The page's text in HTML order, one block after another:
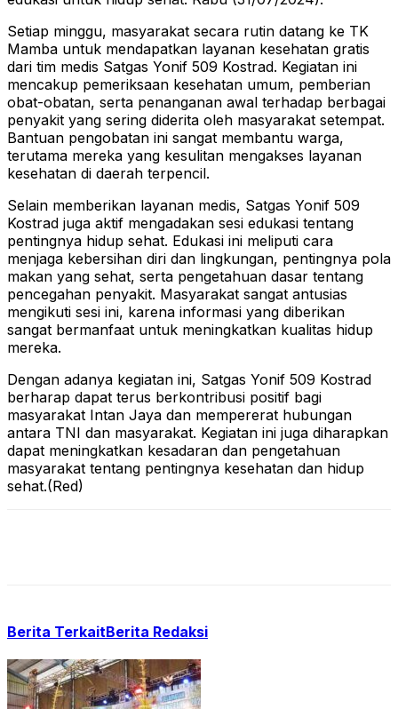
Setiap minggu, masyarakat secara rutin datang ke TK
Mamba untuk mendapatkan layanan kesehatan gratis
dari tim medis Satgas Yonif 509 Kostrad. Kegiatan ini
mencakup pemeriksaan kesehatan umum, pemberian
obat-obatan, serta penanganan awal terhadap berbagai
penyakit yang sering diderita oleh masyarakat setempat.
Bantuan pengobatan ini sangat membantu warga,
terutama mereka yang kesulitan mengakses layanan
kesehatan di daerah terpencil.
Selain memberikan layanan medis, Satgas Yonif 509
Kostrad juga aktif mengadakan sesi edukasi tentang
pentingnya hidup sehat. Edukasi ini meliputi cara
menjaga kebersihan diri dan lingkungan, pentingnya pola
makan yang sehat, serta pengetahuan dasar tentang
pencegahan penyakit. Masyarakat sangat antusias
mengikuti sesi ini, karena informasi yang diberikan
sangat bermanfaat untuk meningkatkan kualitas hidup
mereka.
Dengan adanya kegiatan ini, Satgas Yonif 509 Kostrad
berharap dapat terus berkontribusi positif bagi
masyarakat Intan Jaya dan mempererat hubungan
antara TNI dan masyarakat. Kegiatan ini juga diharapkan
dapat meningkatkan kesadaran dan pengetahuan
masyarakat tentang pentingnya kesehatan dan hidup
sehat.(Red)
Berita TerkaitBerita Redaksi